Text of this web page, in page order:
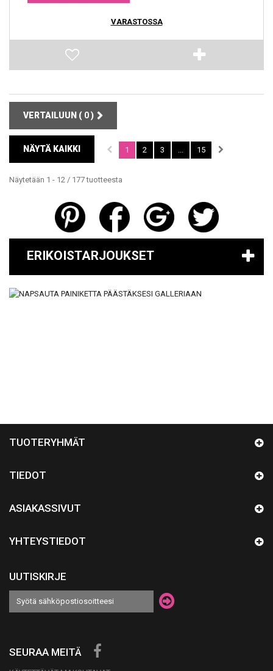
VARASTOSSA
VERTAILUUN ( 0)
NÄYTÄ KAIKKI 1 2 3 15
Näytetään 1 - 12 / 177 tuotteesta
ERIKOISTARJOUKSET
TUOTERYHMÄT
TIEDOT
ASIAKASSIVUT
YHTEYSTIEDOT
UUTISKIRJE
SEURAA MEITÄ